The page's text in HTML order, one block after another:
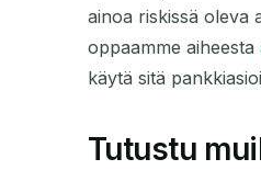
ainoa riskissä oleva
oppaamme aiheesta
käytä sitä
Tutustu